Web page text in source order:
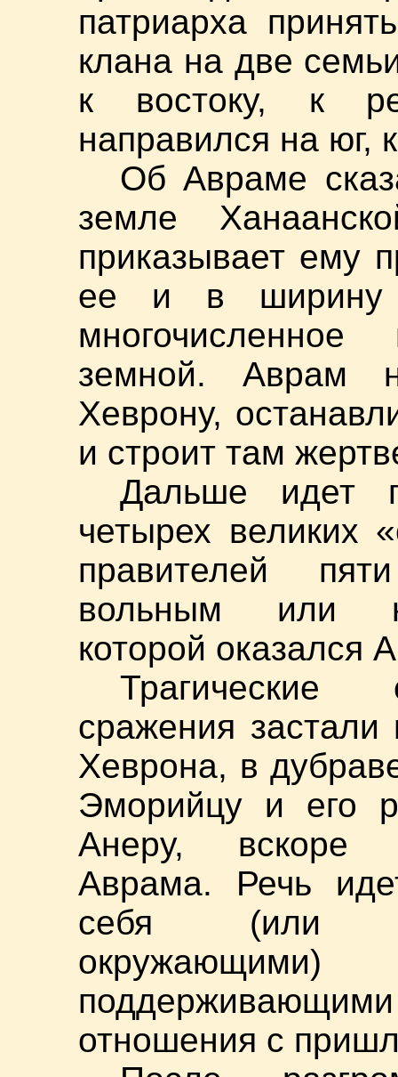
патриарха
клана на две
к востоку, к
направился на юг,
Об Авраме
земле
приказывает ему
ее и в ширину
земной. Аврам
Хеврону,
и строит там
Дальше идет
четырех великих
правителей
вольным или
которой оказался
Трагические
сражения застали
Хеврона, в
Эморийцу и его
Анеру, вскоре
Аврама. Речь
себя (или
отношения с